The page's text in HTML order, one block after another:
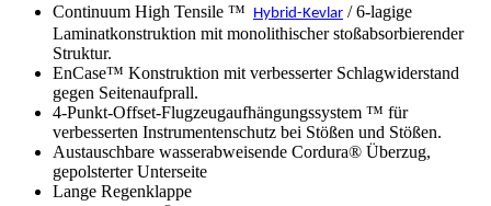
Continuum High Tensile ™
Hybrid-Kevlar / 6-lagige
Laminatkonstruktion mit monolithischer stoßabsorbierender
Struktur.
EnCase™ Konstruktion mit verbesserter Schlagwiderstand
gegen Seitenaufprall.
4-Punkt-Offset-Flugzeugaufhängungssystem ™ für
verbesserten Instrumentenschutz bei Stößen und Stößen.
Austauschbare wasserabweisende Cordura® Überzug,
gepolsterter Unterseite
Lange Regenklappe